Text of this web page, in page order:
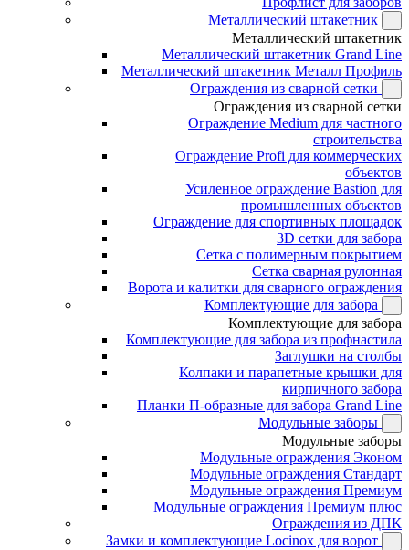
Металлический штакетник
Металлический штакетник
Металлический штакетник Grand Line
Металлический штакетник Металл Профиль
Ограждения из сварной сетки
Ограждения из сварной сетки
Ограждение Medium для частного
строительства
Ограждение Profi для коммерческих
объектов
Усиленное ограждение Bastion для
промышленных объектов
Ограждение для спортивных площадок
3D сетки для забора
Сетка с полимерным покрытием
Сетка сварная рулонная
Ворота и калитки для сварного ограждения
Комплектующие для забора
Комплектующие для забора
Комплектующие для забора из профнастила
Заглушки на столбы
Колпаки и парапетные крышки для
кирпичного забора
Планки П-образные для забора Grand Line
Модульные заборы
Модульные заборы
Модульные ограждения Эконом
Модульные ограждения Стандарт
Модульные ограждения Премиум
Модульные ограждения Премиум плюс
Ограждения из ДПК
Замки и комплектующие Locinox для ворот